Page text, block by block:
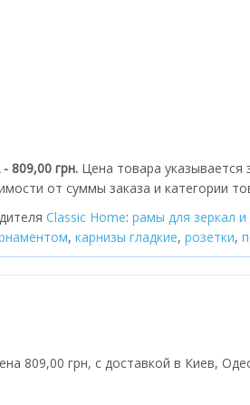
809,00 грн. Цена товара
от суммы заказа и категории
Classic Home: рамы для зеркал
, карнизы гладкие, розетки,
809,00 грн, с доставкой в Киев,